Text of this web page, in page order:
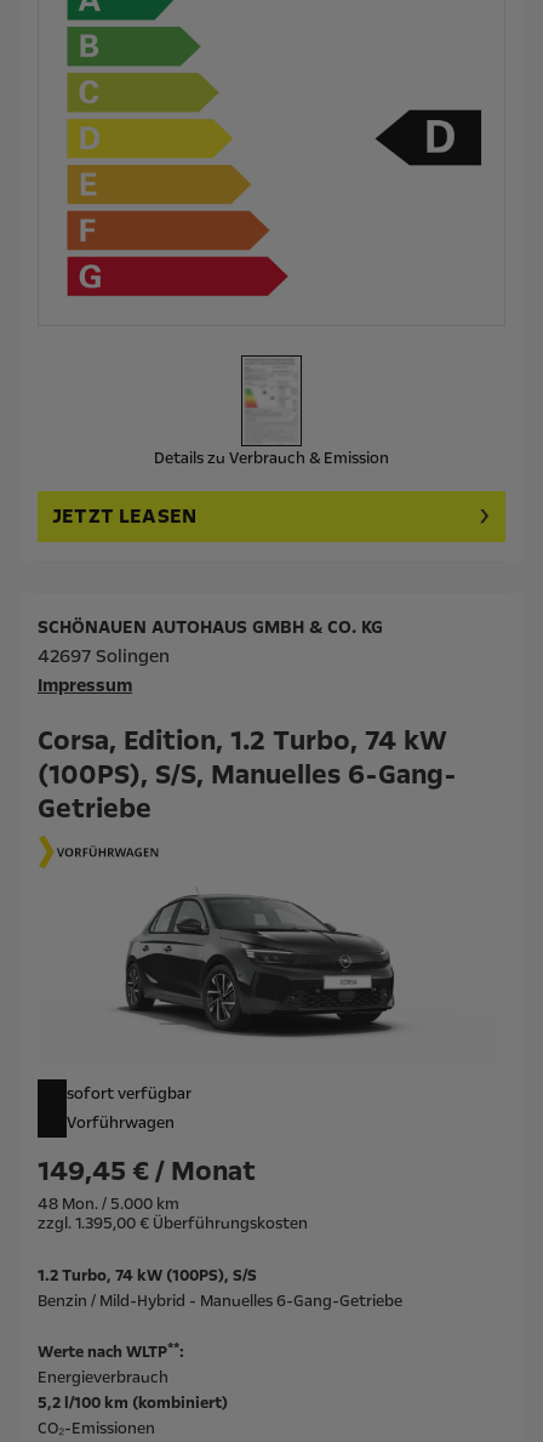
Details zu Verbrauch & Emission
JETZT LEASEN
Corsa, Edition, 1.2 Turbo, 74 kW
(100PS), S/S, Manuelles 6-Gang-
Getriebe
sofort verfügbar
Vorführwagen
149,45 € / Monat
48 Mon. / 5.000 km
zzgl. 1.395,00 € Überführungskosten
SCHÖNAUEN AUTOHAUS GMBH & CO. KG
42697 Solingen
Impressum
1.2 Turbo, 74 kW (100PS), S/S
Benzin / Mild-Hybrid - Manuelles 6-Gang-Getriebe
Werte nach WLTP**:
Energieverbrauch
5,2 l/100 km (kombiniert)
CO₂-Emissionen